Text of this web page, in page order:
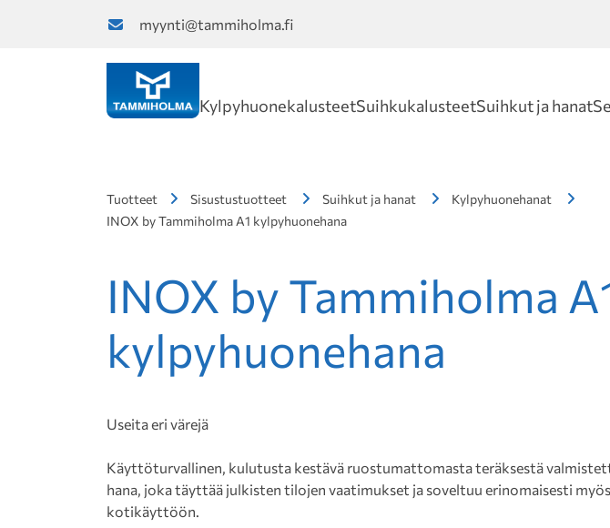
myynti@tammiholma.fi
KylpyhuonekalusteetSuihkukalusteetSuihkut ja hanat
Tuotteet Sisustustuotteet Suihkut ja hanat
Kylpyhuonehanat
INOX by Tammiholma A1 kylpyhuonehana
INOX by Tammiholma
kylpyhuonehana
Useita eri värejä
Käyttöturvallinen, kulutusta kestävä ruostumattomasta teräksestä
hana, joka täyttää julkisten tilojen vaatimukset ja soveltuu erinomaisesti myös
kotikäyttöön.